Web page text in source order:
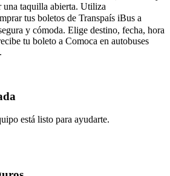
una taquilla abierta. Utiliza
tus boletos de Transpaís iBus a
y cómoda. Elige destino, fecha, hora
tu boleto a Comoca en autobuses
está listo para ayudarte.